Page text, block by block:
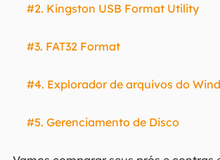
#2. Kingston USB Format Utility
#3. FAT32 Format
#4. Explorador de arquivos do
#5. Gerenciamento de Disco